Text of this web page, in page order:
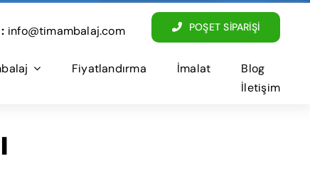
info@timambalaj.com POŞET SİPARİŞİ
Fiyatlandırma İmalat
Blog
İletişim